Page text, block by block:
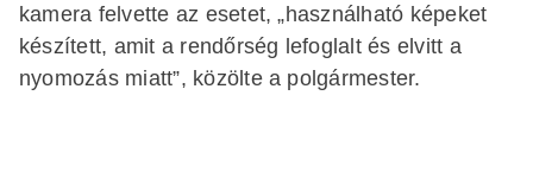
kamera felvette az esetet, „használható képeket
készített, amit a rendőrség lefoglalt és elvitt a
nyomozás miatt”, közölte a polgármester.